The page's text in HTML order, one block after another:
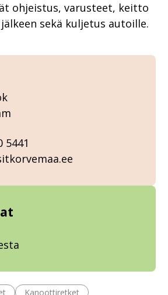
ohjeistus, varusteet, keitto
sekä kuljetus autoille.
5441
Kanoottiretket